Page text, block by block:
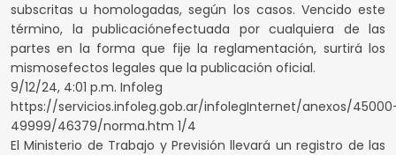
subscritas u homologadas, según los casos. Vencido este
término, la publicaciónefectuada por cualquiera de las
partes en la forma que fije la reglamentación, surtirá los
mismosefectos legales que la publicación oficial.
9/12/24, 4:01 p.m. Infoleg
https://servicios.infoleg.gob.ar/infolegInternet/anexos/
49999/46379/norma.htm 1/4
El Ministerio de Trabajo y Previsión llevará un registro de las